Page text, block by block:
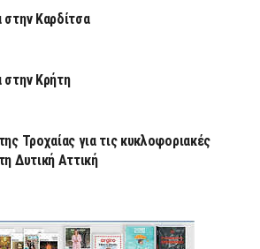
Καρδίτσα
Κρήτη
Τροχαίας για τις κυκλοφοριακές
Δυτική Αττική